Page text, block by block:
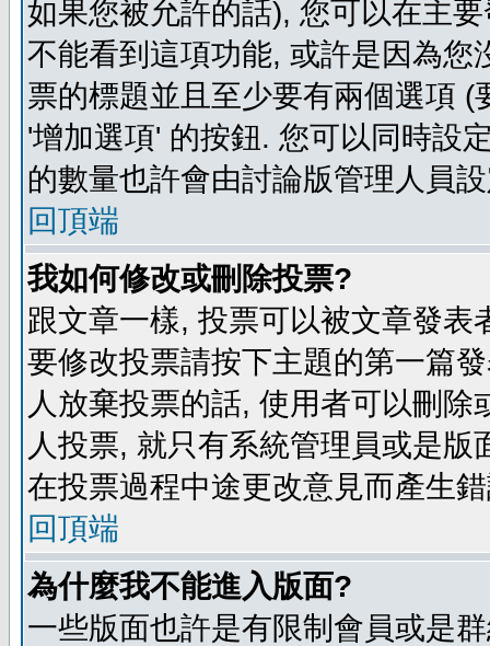
如果您被允許的話), 您可以在主
不能看到這項功能, 或許是因為
票的標題並且至少要有兩個選項
'增加選項' 的按鈕. 您可以同時設
的數量也許會由討論版管理人員
回頂端
我如何修改或刪除投票?
跟文章一樣, 投票可以被文章發
要修改投票請按下主題的第一篇
人放棄投票的話, 使用者可以刪
人投票, 就只有系統管理員或是
在投票過程中途更改意見而產生
回頂端
為什麼我不能進入版面?
一些版面也許是有限制會員或是